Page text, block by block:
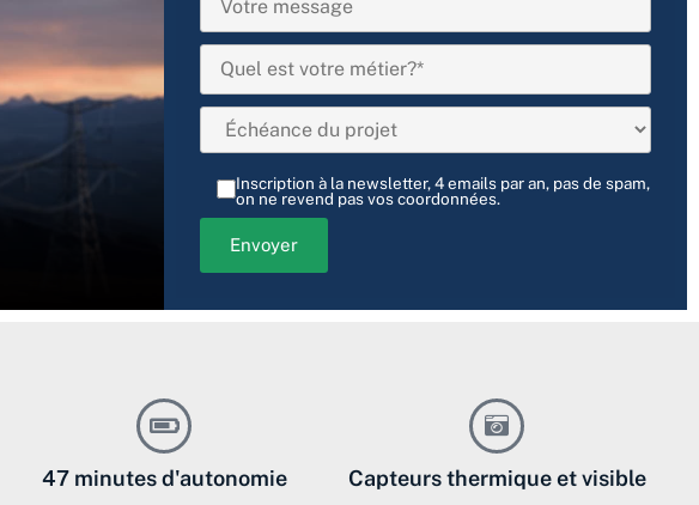
Inscription à la newsletter, 4 emails par an, pas de spam,
on ne revend pas vos coordonnées.
47 minutes d'autonomie Capteurs thermique et visible